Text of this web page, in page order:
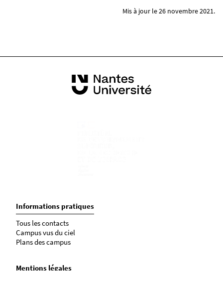
Mis à jour le 26 novembre 2021.
Informations pratiques
Tous les contacts
Campus vus du ciel
Plans des campus
Mentions légales